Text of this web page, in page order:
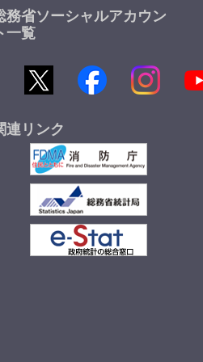
務省ソーシャルアカウン
ト一覧
連リンク